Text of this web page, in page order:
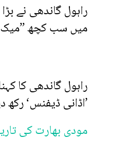
راہول گاندھی نے
میں سب کچھ ”میک
راہول گاندھی کا
’اڈانی ڈیفنس‘ رکھ دیا،
مودی بھارت کی